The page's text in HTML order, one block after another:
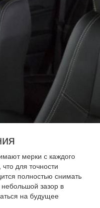
мерки с каждого
для точности
полностью снимать
зазор в
на будущее